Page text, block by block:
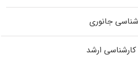
جانوری
ارشد